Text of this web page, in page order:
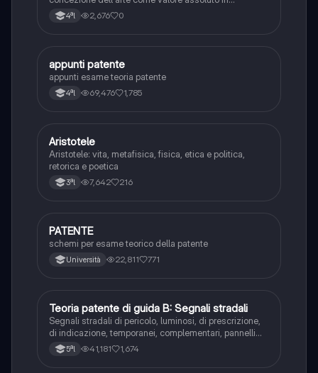
D'Annunzio.
4ªl 2,676 0
Altro
appunti patente
appunti esame teoria patente
4ªl 69,476 1,785
Filosofia
Aristotele
Aristotele: vita, metafisica, fisica, etica e politica,
retorica e poetica
3ªl 7,642 216
Altro
PATENTE
schemi per esame teorico della patente
Università 22,811 771
Ed. civ.
Teoria patente di guida B: Segnali stradali
Segnali stradali di pericolo, luminosi, di prescrizione,
di indicazione, temporanei, complementari, pannelli
integrativi, segnaletica orizzontale, segnalazioni
agenti del traffico, distanza di visibilità per l‘arresto,
5ªl 41,181 1,674